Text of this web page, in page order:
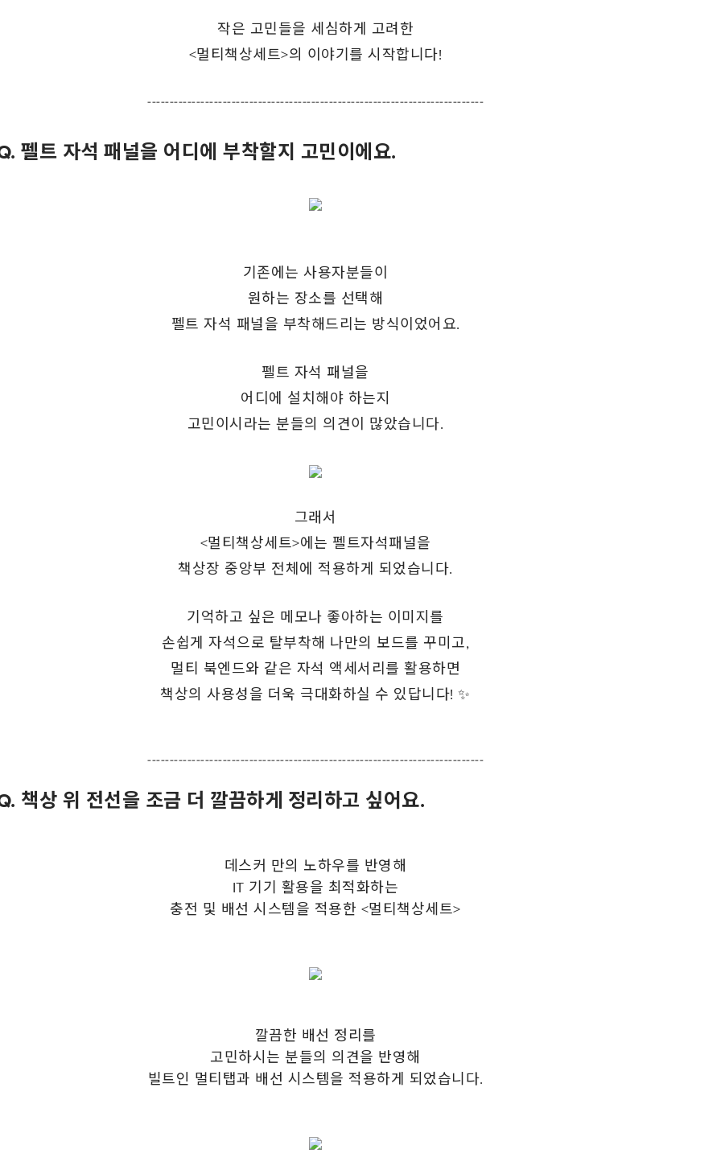
작은 고민들을 세심하게 고려한
<멀티책상세트>의 이야기를 시작합니다!
----------------------------------------------------------------------------
펠트 자석 패널을 어디에 부착할지 고민이에요.
기존에는 사용자분들이
원하는 장소를 선택해
펠트 자석 패널을 부착해드리는 방식이었어요.
펠트 자석 패널을
어디에 설치해야 하는지
고민이시라는 분들의 의견이 많았습니다.
그래서
<멀티책상세트>에는 펠트자석패널을
책상장 중앙부 전체에 적용하게 되었습니다.
기억하고 싶은 메모나 좋아하는 이미지를
손쉽게 자석으로 탈부착해 나만의 보드를 꾸미고,
멀티 북엔드와 같은 자석 액세서리를 활용하면
책상의 사용성을 더욱 극대화하실 수 있답니다! ✨
----------------------------------------------------------------------------
책상 위 전선을 조금 더 깔끔하게 정리하고 싶어요.
데스커 만의 노하우를 반영해
IT 기기 활용을 최적화하는
충전 및 배선 시스템을 적용한 <멀티책상세트>
깔끔한 배선 정리를
고민하시는 분들의 의견을 반영해
빌트인 멀티탭과 배선 시스템을 적용하게 되었습니다.